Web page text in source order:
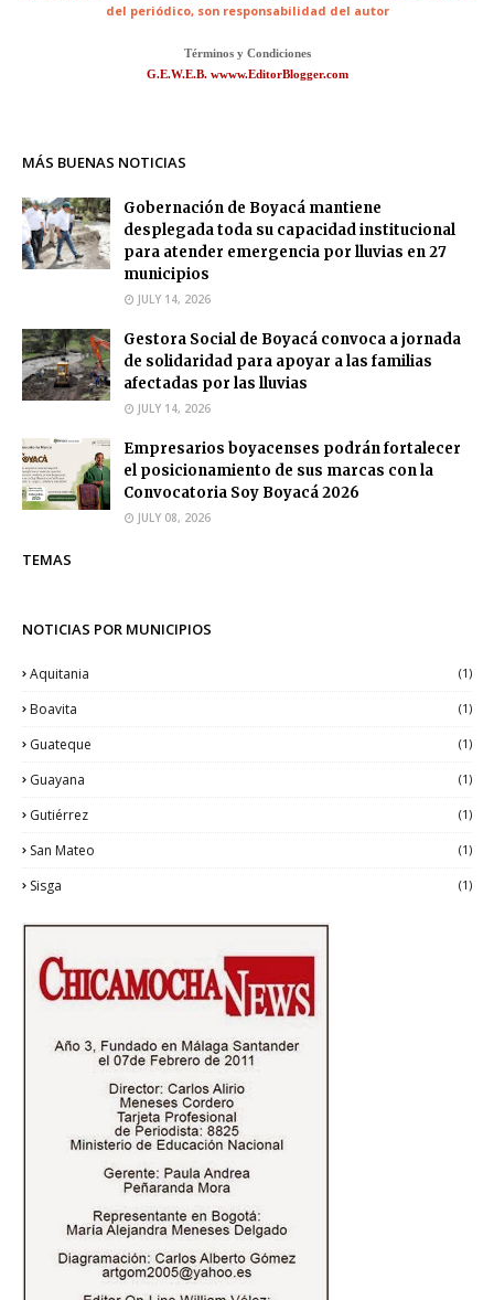
del periódico, son responsabilidad del autor
Términos y Condiciones
G.E.W.E.B. wwww.EditorBlogger.com
MÁS BUENAS NOTICIAS
Gobernación de Boyacá mantiene
desplegada toda su capacidad institucional
para atender emergencia por lluvias en 27
municipios
JULY 14, 2026
Gestora Social de Boyacá convoca a jornada
de solidaridad para apoyar a las familias
afectadas por las lluvias
JULY 14, 2026
Empresarios boyacenses podrán fortalecer
el posicionamiento de sus marcas con la
Convocatoria Soy Boyacá 2026
JULY 08, 2026
TEMAS
NOTICIAS POR MUNICIPIOS
Aquitania (1)
Boavita (1)
Guateque (1)
Guayana (1)
Gutiérrez (1)
San Mateo (1)
Sisga (1)